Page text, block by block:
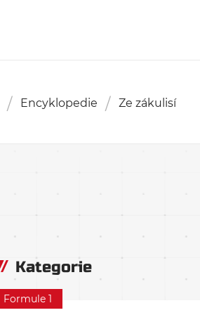
Encyklopedie Ze zákulisí
Kategorie
Formule 1